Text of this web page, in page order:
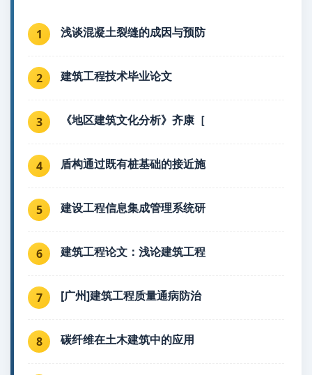
1 浅谈混凝土裂缝的成因与预防
2 建筑工程技术毕业论文
3 《地区建筑文化分析》齐康［
4 盾构通过既有桩基础的接近施
5 建设工程信息集成管理系统研
6 建筑工程论文：浅论建筑工程
7 [广州]建筑工程质量通病防治
8 碳纤维在土木建筑中的应用